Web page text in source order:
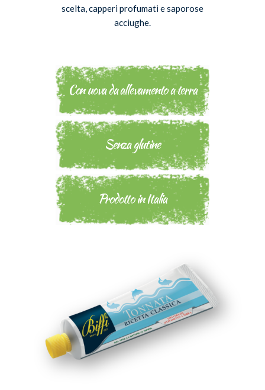
scelta, capperi profumati e saporose
acciughe.
Con uova da allevamento a terra
Senza glutine
Prodotto in Italia